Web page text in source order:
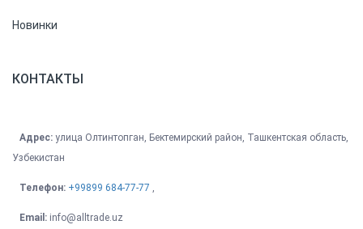
Новинки
КОНТАКТЫ
Адрес: улица Олтинтопган, Бектемирский район, Ташкентская область,
Узбекистан
Телефон: +99899 684-77-77 ,
Email: info@alltrade.uz